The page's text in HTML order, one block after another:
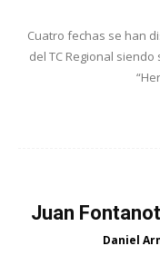
Cuatro fechas se han
del TC Regional
Juan
Daniel